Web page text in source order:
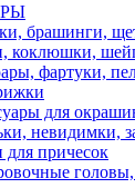
брашинги,
коклюшки,
фартуки,
для
невидимки,
для причесок